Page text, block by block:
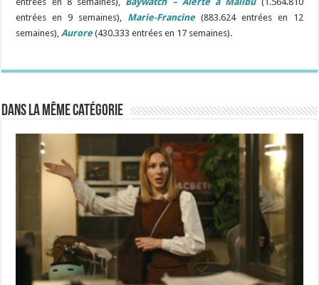
entrées en 9 semaines), Marie-Francine (883.624 entrées en 12
semaines),Aurore (430.333 entrées en 17 semaines).
Dans la même catégorie